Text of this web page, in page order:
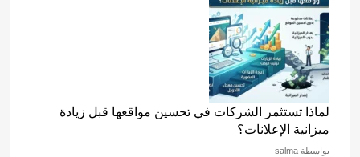
لماذا تستثمر الشركات في تحسين مواقعها قبل زيادة
ميزانية الإعلانات؟
بواسطة salma